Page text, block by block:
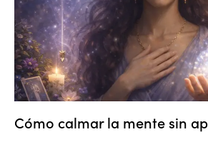
Cómo calmar la mente sin